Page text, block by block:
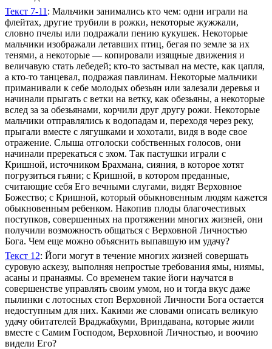
Текст 7-11 : Мальчики занимались кто чем: одни играли на
флейтах, другие трубили в рожки, некоторые жужжали,
словно пчелы или подражали пению кукушек. Некоторые
мальчики изображали летавших птиц, бегая по земле за их
тенями, а некоторые — копировали изящные движения и
величавую стать лебедей; кто-то застывал на месте, как цапля,
а кто-то танцевал, подражая павлинам. Некоторые мальчики
приманивали к себе молодых обезьян или залезали деревья и
начинали прыгать с ветки на ветку, как обезьяны, а некоторые
вслед за за обезьянами, корчили друг другу рожи. Некоторые
мальчики отправлялись к водопадам и, переходя через реку,
прыгали вместе с лягушками и хохотали, видя в воде свое
отражение. Слыша отголоски собственных голосов, они
начинали пререкаться с эхом. Так пастушки играли с
Кришной, источником Брахмана, сияния, в которое хотят
погрузиться гьяни; с Кришной, в котором преданные,
считающие себя Его вечными слугами, видят Верховное
Божество; с Кришной, который обыкновенным людям кажется
обыкновенным ребенком. Накопив плоды благочестивых
поступков, совершенных на протяжении многих жизней, они
получили возможность общаться с Верховной Личностью
Бога. Чем еще можно объяснить выпавшую им удачу?
Текст 12: Йоги могут в течение многих жизней совершать
суровую аскезу, выполняя непростые требования ямы, ниямы,
асаны и пранаямы. Со временем такие йоги научатся в
совершенстве управлять своим умом, но и тогда вкус даже
пылинки с лотосных стоп Верховной Личности Бога остается
недоступным для них. Какими же словами описать великую
удачу обитателей Враджабхуми, Вриндавана, которые жили
вместе с Самим Господом, Верховной Личностью, и воочию
видели Его?